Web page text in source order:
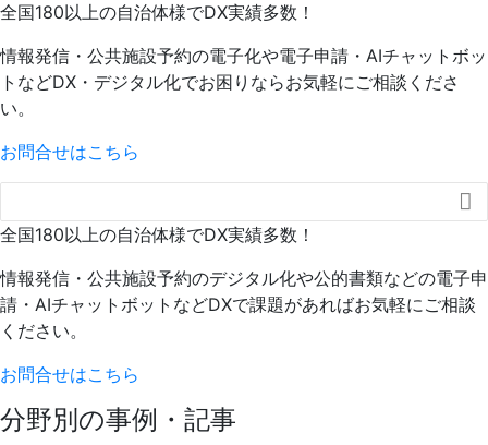
全国180以上の自治体様でDX実績多数！
情報発信・公共施設予約の電子化や電子申請・AIチャットボッ
トなどDX・デジタル化でお困りならお気軽にご相談くださ
い。
お問合せはこちら

全国180以上の自治体様でDX実績多数！
情報発信・公共施設予約のデジタル化や公的書類などの電子申
請・AIチャットボットなどDXで課題があればお気軽にご相談
ください。
お問合せはこちら
分野別の事例・記事